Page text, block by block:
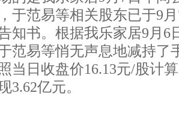
于范易等相关股东已于9
知书。根据我乐家居9月6
范易等悄无声息地减持了
当日收盘价16.13元/股计
3.62亿元。